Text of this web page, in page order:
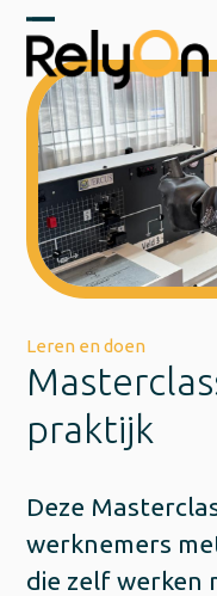
content
Open
mobile
menu
Close
mobile
menu
praktijk
Leren en doen
Deze
werknemers
die zelf werken